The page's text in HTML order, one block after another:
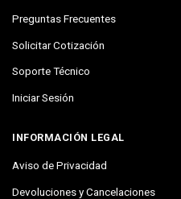
Preguntas Frecuentes
Solicitar Cotización
Soporte Técnico
Iniciar Sesión
INFORMACIÓN LEGAL
Aviso de Privacidad
Devoluciones y Cancelaciones